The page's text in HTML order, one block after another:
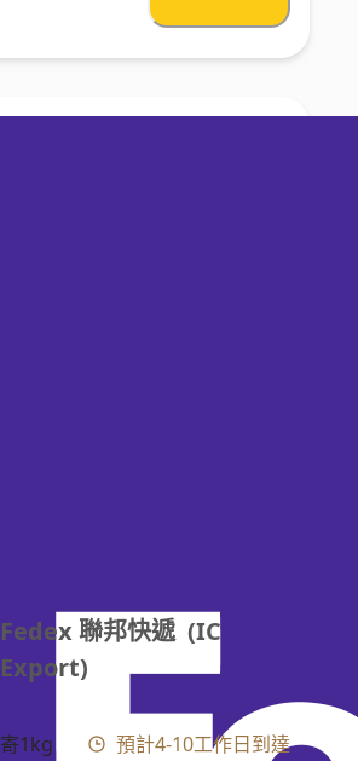
Fedex 聯邦快遞  (IC
Export)
寄1kg 預計4-10工作日到達